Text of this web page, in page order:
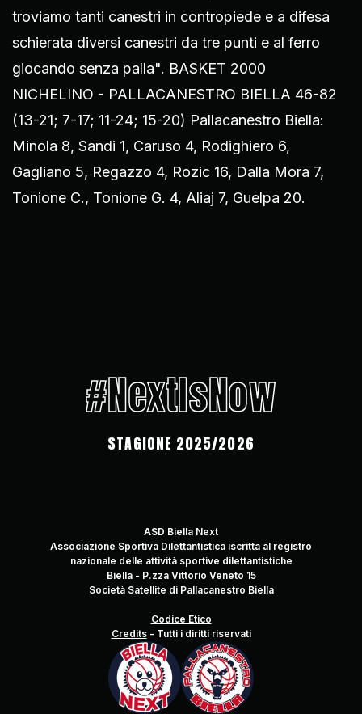
troviamo tanti canestri in contropiede e a difesa
schierata diversi canestri da tre punti e al ferro
giocando senza palla". BASKET 2000
NICHELINO - PALLACANESTRO BIELLA 46-82
(13-21; 7-17; 11-24; 15-20) Pallacanestro Biella:
Minola 8, Sandi 1, Caruso 4, Rodighiero 6,
Gagliano 5, Regazzo 4, Rozic 16, Dalla Mora 7,
Tonione C., Tonione G. 4, Aliaj 7, Guelpa 20.
#NextIsNow
STAGIONE 2025/2026
ASD Biella Next
Associazione Sportiva Dilettantistica iscritta al registro
nazionale delle attività sportive dilettantistiche
Biella - P.zza Vittorio Veneto 15
Società Satellite di Pallacanestro Biella
Codice Etico
Credits- Tutti i diritti riservati